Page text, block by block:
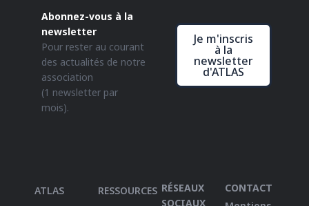
Abonnez-vous à la
newsletter
Pour rester au courant
des actualités de notre
association
(1 newsletter par
mois).
Je m'inscris
à la
newsletter
d'ATLAS
ATLAS
RESSOURCES RÉSEAUX
SOCIAUX
CONTACT